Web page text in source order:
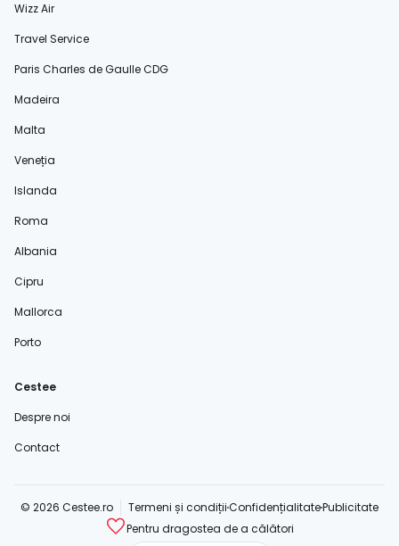
Wizz Air
Travel Service
Paris Charles de Gaulle CDG
Madeira
Malta
Veneția
Islanda
Roma
Albania
Cipru
Mallorca
Porto
Cestee
Despre noi
Contact
© 2026 Cestee.ro Termeni și condițiiConfidențialitatePublicitate
Pentru dragostea de a călători
cestee.com